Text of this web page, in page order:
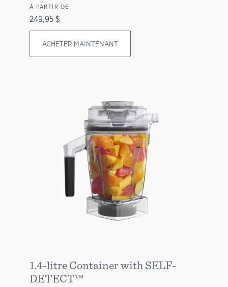
À PARTIR DE
249,95 $
ACHETER MAINTENANT
1.4-litre Container with SELF-
DETECT™